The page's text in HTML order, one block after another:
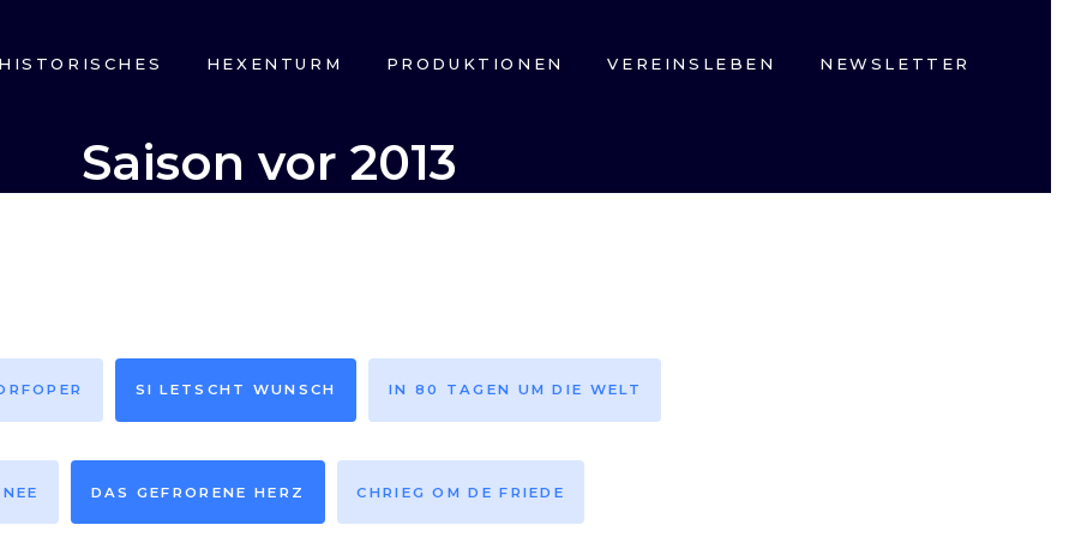
HISTORISCHES HEXENTURM PRODUKTIONEN VEREINSLEBEN NEWSLETTER
Saison vor 2013
SI LETSCHT WUNSCH IN 80 TAGEN UM DIE WELT
DAS GEFRORENE HERZ CHRIEG OM DE FRIEDE